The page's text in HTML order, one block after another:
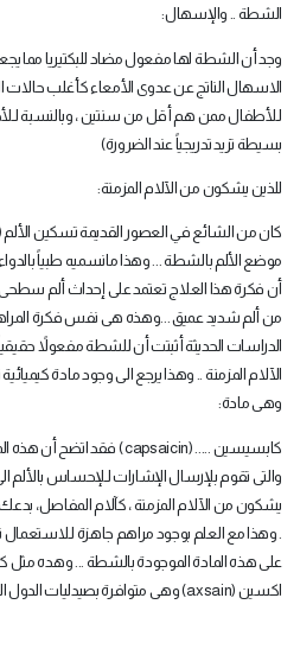
الشطة .. والإسهال:
وجد أن الشطة لها مفعول مضاد للبكتيريا مما
الاسهال الناتج عن عدوى الأمعاء كأغلب
لـلأطفال ممن هم أقل من سنتين ، وبالنسبة
بسيطة تزيد تدريجياً عند الضرورة)
للذين يشكون من الآلام المزمنة:
كان من الشائع في العصور القديمة تسكين
موضع الألم بالشطة ... وهذا مانسميه طبياً
أن فكرة هذا العلاج تعتمد على إحداث ألم
من ألم شديد عميق ...وهذه هى نفس فكرة المراهم
الدراسات الحديثة أثبتت أن للشطة مفعولاً
الآلام المزمنة .. وهذا يرجع الى وجود مادة
وهى مادة:
كابسيسين ( capsaicin) ..... فقد اتضح أن هذه
والتى تقوم بلإرسال الإشارات لـلإحساس بالألم
يشكون من الآلام المزمنة ، كآلام المفاصل،
. وهذا مع العلم بوجود مراهم جاهزة
على هذه المادة الموجودة بالشطة ... وهده
اكسين (axsain)وهى متوافرة بصيدليات الدول